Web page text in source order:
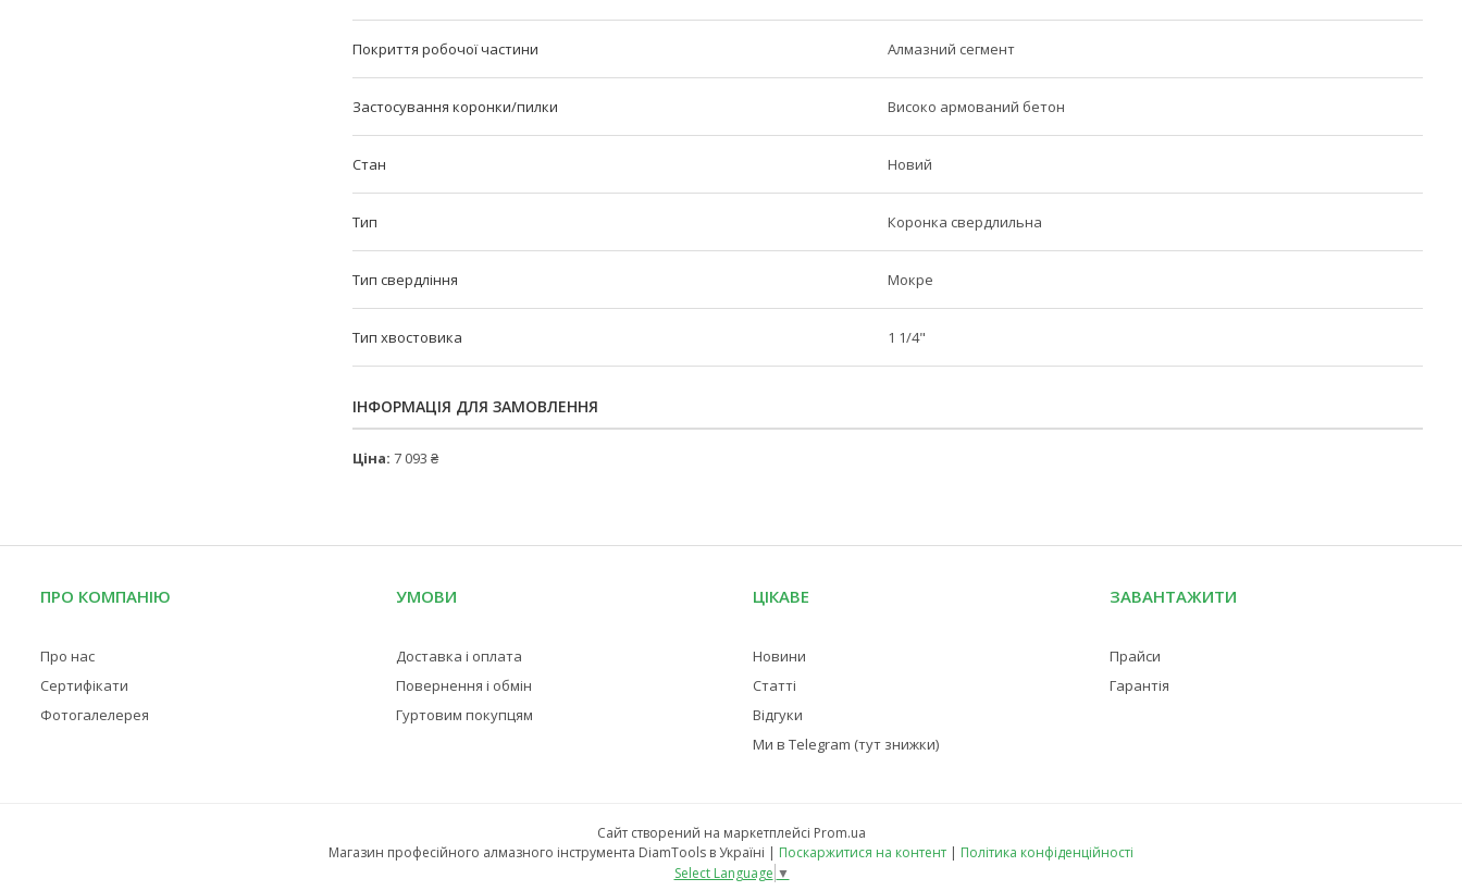
Покриття робочої частини Алмазний сегмент
Застосування коронки/пилки Високо армований бетон
Стан Новий
Тип Коронка свердлильна
Тип свердління Мокре
Тип хвостовика 1 1/4"
ІНФОРМАЦІЯ ДЛЯ ЗАМОВЛЕННЯ
Ціна: 7 093 ₴
ПРО КОМПАНІЮ
Про нас
Сертифікати
Фотогалелерея
УМОВИ
Доставка і оплата
Повернення і обмін
Гуртовим покупцям
ЦІКАВЕ
Новини
Статті
Відгуки
Ми в Telegram (тут знижки)
ЗАВАНТАЖИТИ
Прайси
Гарантія
Сайт створений на маркетплейсі Prom.ua
Магазин професійного алмазного інструмента DiamTools в Україні | Поскаржитися на контент | Політика конфіденційності
Select Language ▼